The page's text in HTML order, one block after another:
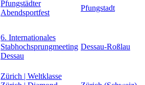
Pfungstädter
Abendsportfest
Pfungstadt
6. Internationales
Stabhochsprungmeeting
Dessau
Dessau-Roßlau
Zürich | Weltklasse